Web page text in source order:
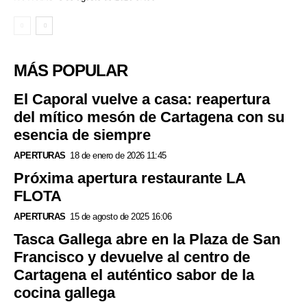
MÁS POPULAR
El Caporal vuelve a casa: reapertura
del mítico mesón de Cartagena con su
esencia de siempre
APERTURAS 18 de enero de 2026 11:45
Próxima apertura restaurante LA
FLOTA
APERTURAS 15 de agosto de 2025 16:06
Tasca Gallega abre en la Plaza de San
Francisco y devuelve al centro de
Cartagena el auténtico sabor de la
cocina gallega